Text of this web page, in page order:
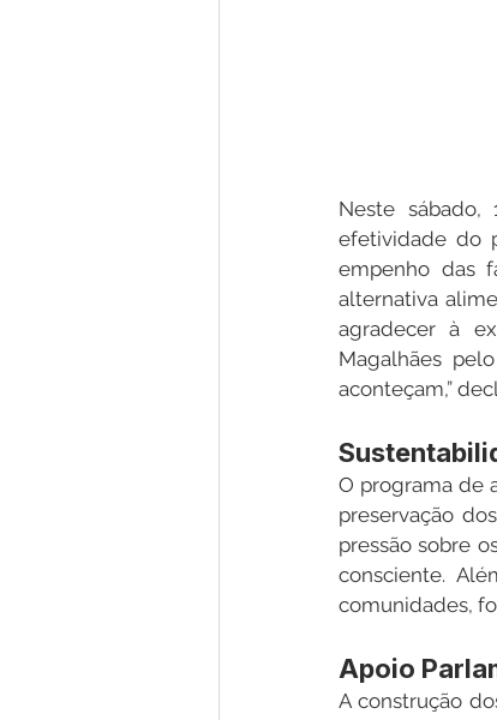
Neste
efetividade do
empenho das
alternativa
agradecer à
Magalhães
aconteçam,”
O programa de
preservação
pressão sobre
consciente.
comunidades,
Apoio
A construção